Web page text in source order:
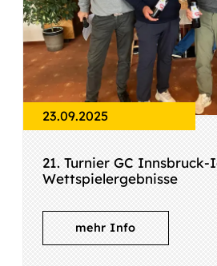
23.09.2025
21. Turnier GC Innsbruck-
Wettspielergebnisse
mehr Info